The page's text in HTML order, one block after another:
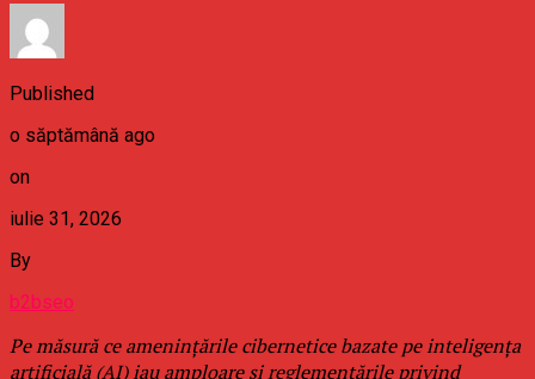
Published
o săptămână ago
on
iulie 31, 2026
By
b2bseo
Pe măsură ce amenințările cibernetice bazate pe inteligența
artificială (AI) iau amploare și reglementările privind